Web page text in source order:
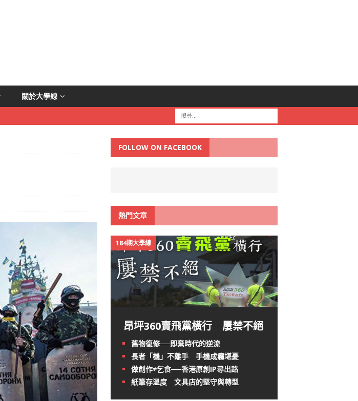
關於大學線
FOLLOW ON FACEBOOK
熱門文章
184期大學線
昂坪360賣飛黨橫行 屢禁不絕
舊物復修──即棄時代的逆流
長者「機」不離手 手機成癮堪憂
做創作≠乞食──香港原創IP尋出路
紙筆存溫度 文具店的堅守與轉型